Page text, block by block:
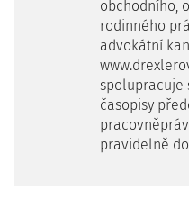
obchodního,
rodinného
advokátní
spolupracuje
časopisy
pravidelně